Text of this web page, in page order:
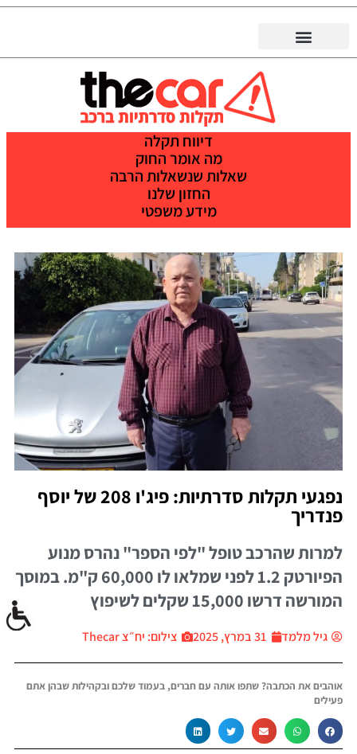
דיווח תקלה
מה אומר החוק
שאלות שנשאלות הרבה
החזון שלנו
מידע משפטי
נפגעי תקלות סדרתיות: פיג'ו 208 של יוסף
פנדריך
למרות שהרכב טופל "לפי הספר" נהרס מנוע
הפיורטק 1.2 לפני שמלאו לו 60,000 ק"מ. במוסך
המורשה דרשו 15,000 שקלים לשיפוץ
גיל מלמד 31 במרץ, 2025 צילום: יח״צ Thecar
אוהבים את הכתבה? שתפו אותה עם חברים, בעמוד שלכם ובקהילות שבהן אתם
פעילים